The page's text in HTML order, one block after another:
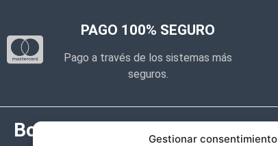
Gestionar consentimiento
PAGO 100% SEGURO
Pago a través de los sistemas más
seguros.
Boletín de noticias